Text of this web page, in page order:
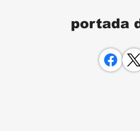
portada